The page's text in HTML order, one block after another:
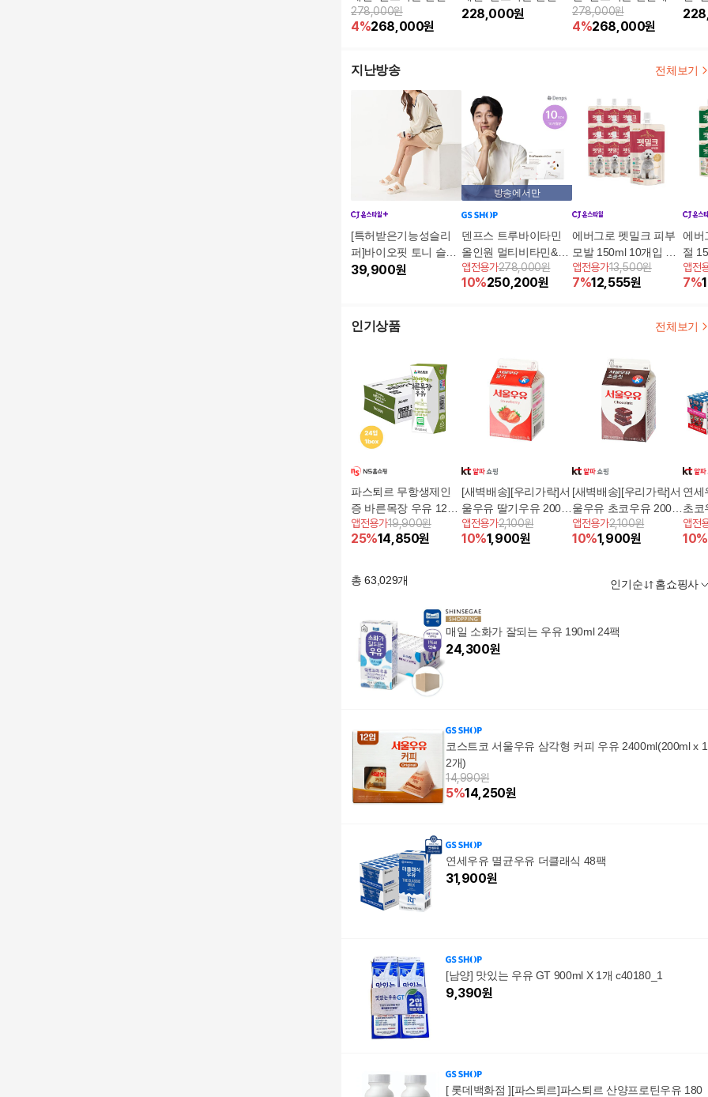
[더블] 덴프스 트루바이
타민 올인원 10박스
278,000원
4%268,000원
[싱글] 덴프스 트루바이
228,000원
[더블] 덴프스 트루바이
타민 올인원 10박스
278,000원
4%268,000원
[싱
지난방송 전체보기
[특허받은기능성슬리
퍼]바이오핏 토니 슬리
퍼_밀크베이지
39,900원
방송에서만
덴프스 트루바이타민
올인원 멀티비타민&루
테인&밀크씨슬 10개월
분
앱전용가278,000원
10%250,200원
에버그로 펫밀크 피부
모발 150ml 10개입 강
아지 우유
앱전용가13,500원
7%12,555원
에버
절
지
앱전
7%
인기상품 전체보기
파스퇴르 무항생제인
증 바른목장 우유 125
ml 24팩5%쿠폰+구매
후 3천원 적립
앱전용가19,900원
25%14,850원
[새벽배송][우리가락]서
울우유 딸기우유 200M
L
앱전용가2,100원
10%1,900원
[새벽배송][우리가락]서
울우유 초코우유 200M
L
앱전용가2,100원
10%1,900원
연세
초코
딸기
(48
앱전
10%
총63,029개 인기순 홈쇼핑사
매일 소화가 잘되는 우유 190ml 24팩
24,300원
코스트코 서울우유 삼각형 커피 우유 2400ml(200ml x 1
2개)
14,990원
5%14,250원
연세우유 멸균우유 더클래식 48팩
31,900원
[남양] 맛있는 우유 GT 900ml X 1개 c40180_1
9,390원
[ 롯데백화점 ][파스퇴르]파스퇴르 산양프로틴우유 180